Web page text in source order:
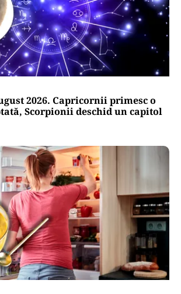
2026. Capricornii primesc o
Scorpionii deschid un capitol